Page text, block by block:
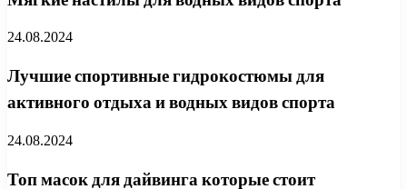
24.08.2024
Лучшие спортивные гидрокостюмы для
активного отдыха и водных видов спорта
24.08.2024
Топ масок для дайвинга которые стоит